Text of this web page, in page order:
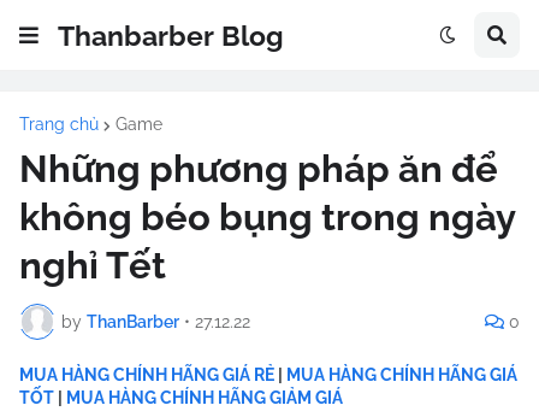
Thanbarber Blog
Trang chủ Game
Những phương pháp ăn để
không béo bụng trong ngày
nghỉ Tết
by ThanBarber • 27.12.22 0
MUA HÀNG CHÍNH HÃNG GIÁ RẺ
MUA HÀNG CHÍNH HÃNG GIÁ
TỐT
MUA HÀNG CHÍNH HÃNG GIẢM GIÁ